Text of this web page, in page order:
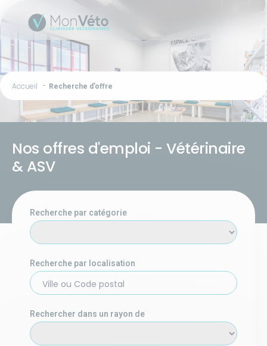
Accueil Recherche d’offre
Nos offres d'emploi - Vétérinaire
& ASV
Recherche par catégorie
Recherche par localisation
Ville ou Code postal
Rechercher dans un rayon de